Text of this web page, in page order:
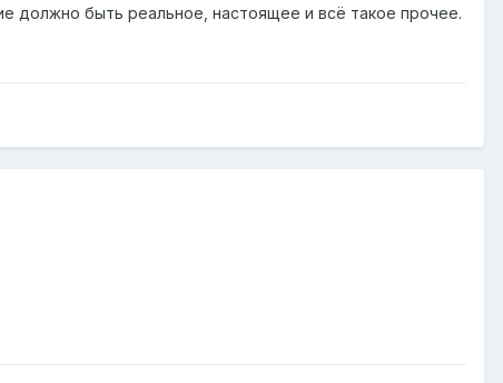
должно быть реальное, настоящее и всё такое прочее.